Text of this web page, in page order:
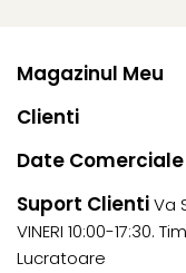
Magazinul Meu
Clienti
Date Comerciale
Suport ClientiVa
VINERI 10:00-17:30.
Lucratoare